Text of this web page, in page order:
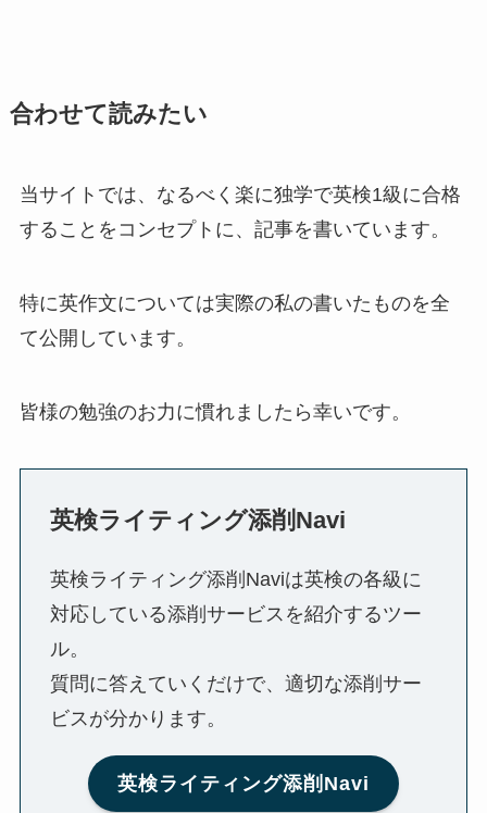
合わせて読みたい
当サイトでは、なるべく楽に独学で英検1級に合格
することをコンセプトに、記事を書いています。
特に英作文については実際の私の書いたものを全
て公開しています。
皆様の勉強のお力に慣れましたら幸いです。
英検ライティング添削Navi
英検ライティング添削Naviは英検の各級に
対応している添削サービスを紹介するツー
ル。
質問に答えていくだけで、適切な添削サー
ビスが分かります。
英検ライティング添削Navi